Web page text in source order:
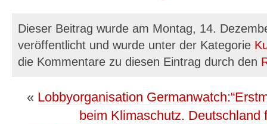
Dieser Beitrag wurde am Montag, 14.
veröffentlicht und wurde unter der Kategorie
die Kommentare zu diesen Eintrag durch den
« Lobbyorganisation
beim Klimaschutz. Deutschland